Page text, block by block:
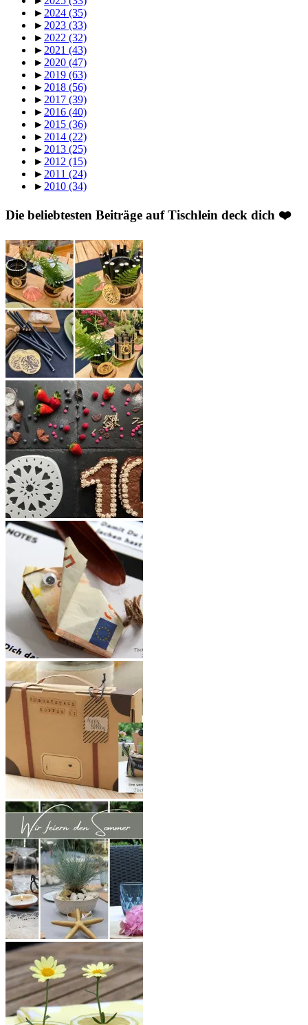
► 2024 (35)
► 2023 (33)
► 2022 (32)
► 2021 (43)
► 2020 (47)
► 2019 (63)
► 2018 (56)
► 2017 (39)
► 2016 (40)
► 2015 (36)
► 2014 (22)
► 2013 (25)
► 2012 (15)
► 2011 (24)
► 2010 (34)
Die beliebtesten Beiträge auf Tischlein deck dich ❤️